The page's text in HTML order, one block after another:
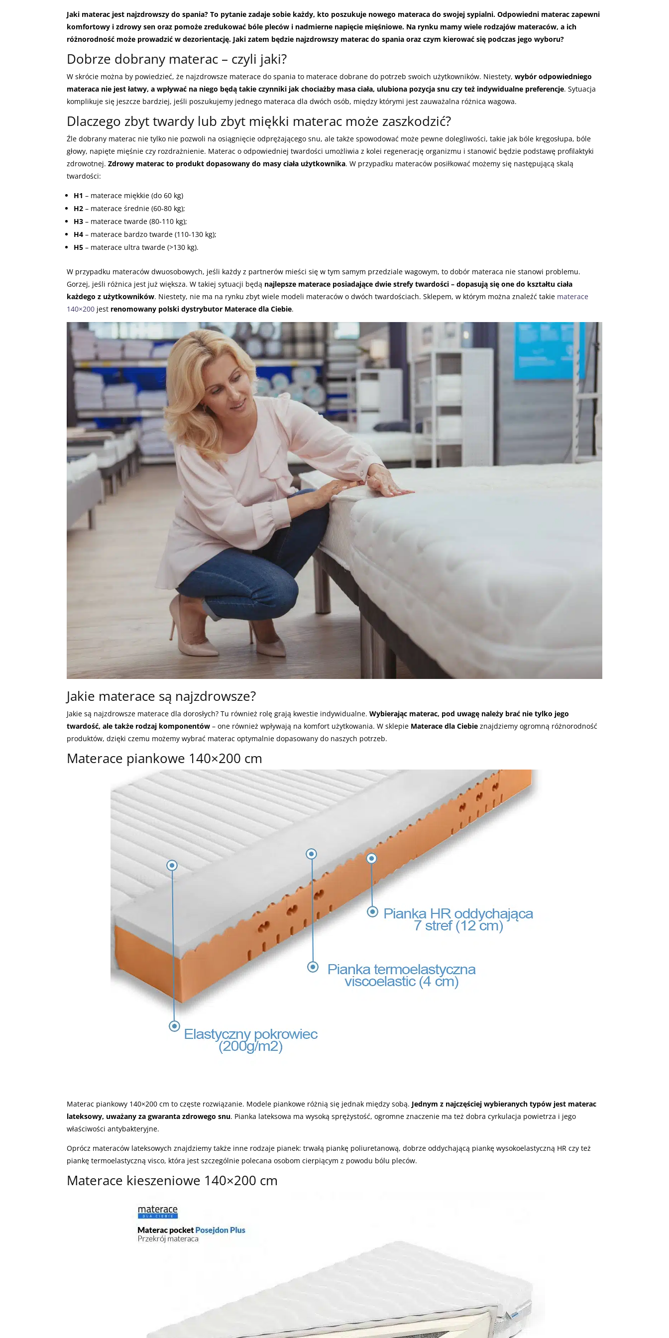
Jaki materac jest najzdrowszy do spania? To pytanie zadaje sobie każdy, kto poszukuje nowego materaca do swojej sypialni. Odpowiedni materac zapewni
komfortowy i zdrowy sen oraz pomoże zredukować bóle pleców i nadmierne napięcie mięśniowe. Na rynku mamy wiele rodzajów materaców, a ich
różnorodność może prowadzić w dezorientację. Jaki zatem będzie najzdrowszy materac do spania oraz czym kierować się podczas jego wyboru?
Dobrze dobrany materac – czyli jaki?
W skrócie można by powiedzieć, że najzdrowsze materace do spania to materace dobrane do potrzeb swoich użytkowników. Niestety,wybór odpowiedniego
materaca nie jest łatwy, a wpływać na niego będą takie czynniki jak chociażby masa ciała, ulubiona pozycja snu czy też indywidualne preferencje. Sytuacja
komplikuje się jeszcze bardziej, jeśli poszukujemy jednego materaca dla dwóch osób, między którymi jest zauważalna różnica wagowa.
Dlaczego zbyt twardy lub zbyt miękki materac może zaszkodzić?
Źle dobrany materac nie tylko nie pozwoli na osiągnięcie odprężającego snu, ale także spowodować może pewne dolegliwości, takie jak bóle kręgosłupa, bóle
głowy, napięte mięśnie czy rozdrażnienie. Materac o odpowiedniej twardości umożliwia z kolei regenerację organizmu i stanowić będzie podstawę profilaktyki
zdrowotnej.Zdrowy materac to produkt dopasowany do masy ciała użytkownika. W przypadku materaców posiłkować możemy się następującą skalą
twardości:
H1 – materace miękkie (do 60 kg)
H2 – materace średnie (60-80 kg);
H3 – materace twarde (80-110 kg);
H4 – materace bardzo twarde (110-130 kg);
H5 – materace ultra twarde (>130 kg).
W przypadku materaców dwuosobowych, jeśli każdy z partnerów mieści się w tym samym przedziale wagowym, to dobór materaca nie stanowi problemu.
Gorzej, jeśli różnica jest już większa. W takiej sytuacji będą najlepsze materace posiadające dwie strefy twardości – dopasują się one do kształtu ciała
każdego z użytkowników. Niestety, nie ma na rynku zbyt wiele modeli materaców o dwóch twardościach. Sklepem, w którym można znaleźć takie materace
140×200 jest renomowany polski dystrybutor Materace dla Ciebie.
Jakie materace są najzdrowsze?
Jakie są najzdrowsze materace dla dorosłych? Tu również rolę grają kwestie indywidualne.Wybierając materac, pod uwagę należy brać nie tylko jego
twardość, ale także rodzaj komponentów – one również wpływają na komfort użytkowania. W sklepie Materace dla Ciebie znajdziemy ogromną różnorodność
produktów, dzięki czemu możemy wybrać materac optymalnie dopasowany do naszych potrzeb.
Materace piankowe 140×200 cm
Materac piankowy 140×200 cm to częste rozwiązanie. Modele piankowe różnią się jednak między sobą. Jednym z najczęściej wybieranych typów jest materac
lateksowy, uważany za gwaranta zdrowego snu. Pianka lateksowa ma wysoką sprężystość, ogromne znaczenie ma też dobra cyrkulacja powietrza i jego
właściwości antybakteryjne.
Oprócz materaców lateksowych znajdziemy także inne rodzaje pianek: trwałą piankę poliuretanową, dobrze oddychającą piankę wysokoelastyczną HR czy też
piankę termoelastyczną visco, która jest szczególnie polecana osobom cierpiącym z powodu bólu pleców.
Materace kieszeniowe 140×200 cm